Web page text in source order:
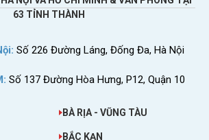
63 TỈNH THÀNH
Số 226 Đường Láng, Đống Đa, Hà Nội
Số 137 Đường Hòa Hưng, P12, Quận 10
BÀ RỊA - VŨNG TÀU
BẮC KẠN